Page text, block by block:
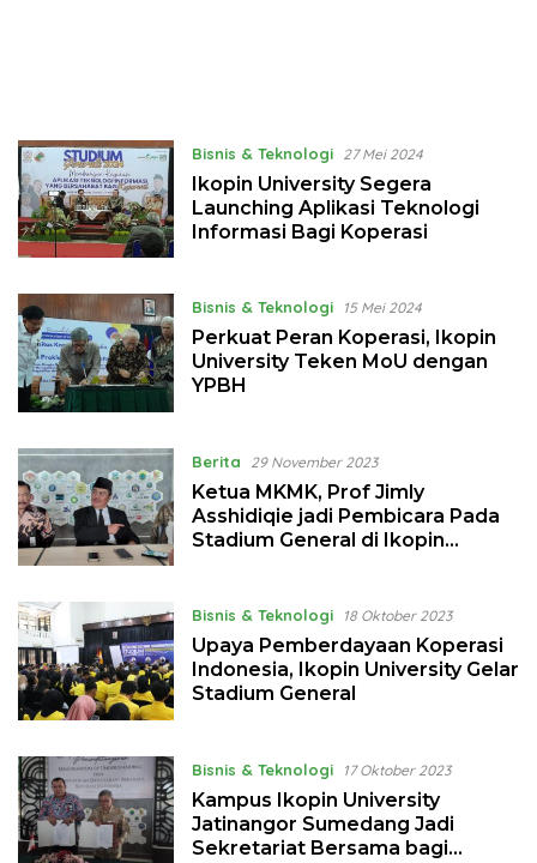
Bisnis & Teknologi 27 Mei 2024
Ikopin University Segera
Launching Aplikasi Teknologi
Informasi Bagi Koperasi
Bisnis & Teknologi 15 Mei 2024
Perkuat Peran Koperasi, Ikopin
University Teken MoU dengan
YPBH
Berita 29 November 2023
Ketua MKMK, Prof Jimly
Asshidiqie jadi Pembicara Pada
Stadium General di Ikopin
Bisnis & Teknologi 18 Oktober 2023
Upaya Pemberdayaan Koperasi
Indonesia, Ikopin University Gelar
Stadium General
Bisnis & Teknologi 17 Oktober 2023
Kampus Ikopin University
Jatinangor Sumedang Jadi
Sekretariat Bersama bagi